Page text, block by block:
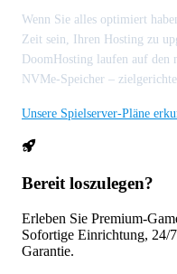
Wenn Sie alles optimiert
Zeit sein, Ihren Hosting zu
DoomHosting laufen auf den
NVMe-Speicher –
Unsere Spielserver-Pläne
Bereit loszulegen?
Erleben Sie Premium-
Sofortige Einrichtung, 24/
Garantie.